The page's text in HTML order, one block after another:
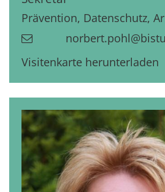
Prävention, Datenschutz,
Visitenkarte herunterladen